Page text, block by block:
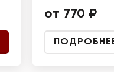
от 770 ₽